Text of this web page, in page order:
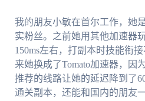
我的朋友小敏在首尔工作，她
实粉丝。之前她用其他加速器
150ms左右，打副本时技能衔
来她换成了Tomato加速器，因
推荐的线路让她的延迟降到了
通关副本，还能和国内的朋友